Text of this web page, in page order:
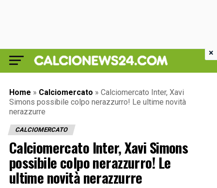
Home » Calciomercato » Calciomercato Inter, Xavi
Simons possibile colpo nerazzurro! Le ultime novità
nerazzurre
CALCIOMERCATO
Calciomercato Inter, Xavi Simons
possibile colpo nerazzurro! Le
ultime novità nerazzurre
×